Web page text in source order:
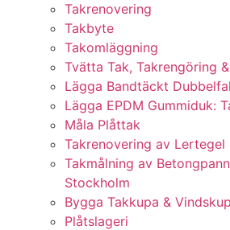
Takrenovering
Takbyte
Takomläggning
Tvätta Tak, Takrengöring
Lägga Bandtäckt
Lägga EPDM Gummiduk:
Måla Plåttak
Takrenovering av Lertegel
Takmålning av
Stockholm
Bygga Takkupa &
Plåtslageri